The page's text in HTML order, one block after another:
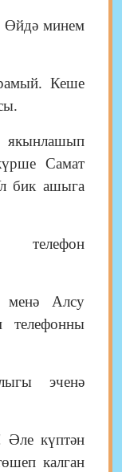
минем
Кеше
Самат
бик ашыга
менә Алсу
эченә
Әле күптән
калган